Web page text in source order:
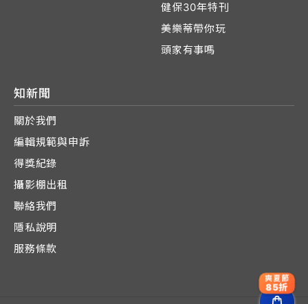
健保30年特刊
美樂蒂帶你玩
頭家有事嗎
知新聞
關於我們
編輯規範與申訴
得獎紀錄
攝影棚出租
聯絡我們
隱私說明
服務條款
爽夏節
85折